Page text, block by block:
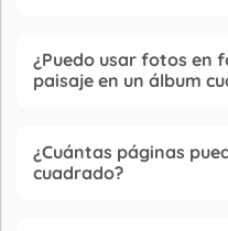
¿Puedo usar fotos en
paisaje en un álbum
¿Cuántas páginas
cuadrado?